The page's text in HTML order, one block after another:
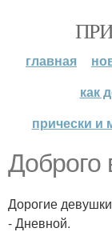
главная
как
прически и
Доброго
Дорогие
- Дневной.